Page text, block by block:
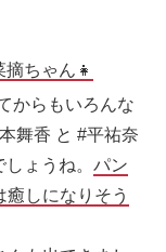
ちゃん👧
からもいろんな
舞香 と #平祐奈
しょうね。パン
しになりそう